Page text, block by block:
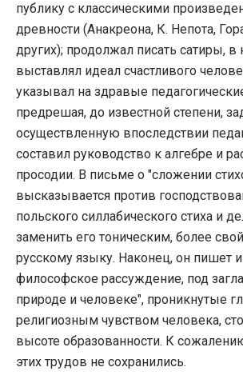
публику с классическими
древности (Анакреона, К. Непота,
других); продолжал писать сатиры, в
выставлял идеал счастливого
указывал на здравые
предрешая, до известной степени,
осуществленную впоследствии
составил руководство к алгебре и
просодии. В письме о "сложении
высказывается против
польского силлабического стиха и
заменить его тоническим, более
русскому языку. Наконец, он пишет
философское рассуждение, под
природе и человеке", проникнутые
религиозным чувством человека,
высоте образованности. К
этих трудов не сохранились.